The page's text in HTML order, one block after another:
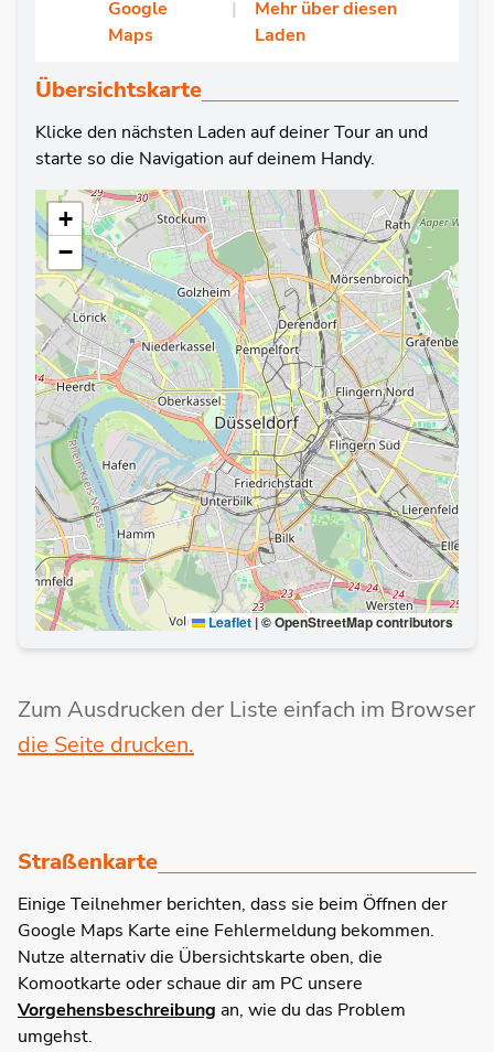
Google
Maps
|
Mehr über diesen
Laden
Übersichtskarte
Klicke den nächsten Laden auf deiner Tour an und
starte so die Navigation auf deinem Handy.
+
−
Leaflet |© OpenStreetMap contributors
Zum Ausdrucken der Liste einfach im Browser
die Seite drucken.
Straßenkarte
Einige Teilnehmer berichten, dass sie beim Öffnen der
Google Maps Karte eine Fehlermeldung bekommen.
Nutze alternativ die Übersichtskarte oben, die
Komootkarte oder schaue dir am PC unsere
Vorgehensbeschreibung an, wie du das Problem
umgehst.